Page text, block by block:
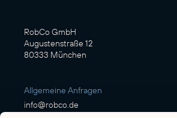
RobCo GmbH
Augustenstraße 12
80333 München
Allgemeine Anfragen
info@robco.de